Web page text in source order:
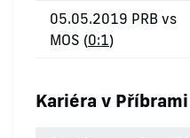
05.05.2019 PRB vs
MOS (0:1)
Kariéra v Příbrami